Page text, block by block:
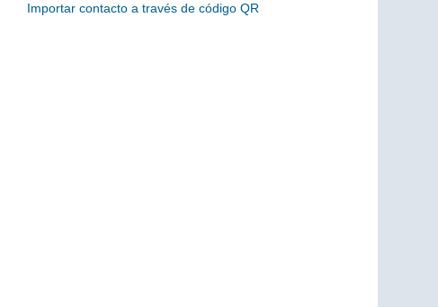
Importar contacto a través de código QR